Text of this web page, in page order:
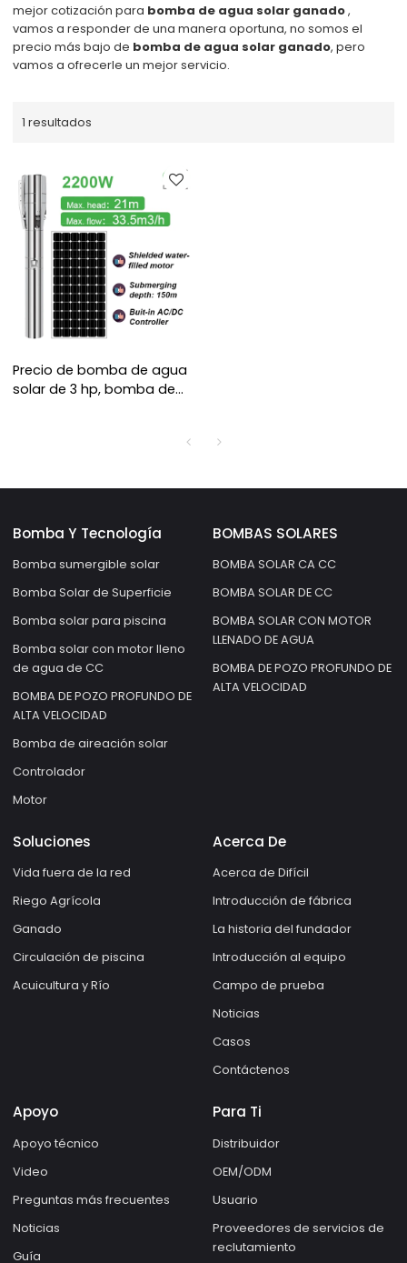
mejor cotización para bomba de agua solar ganado,
vamos a responder de una manera oportuna, no somos el
precio más bajo de bomba de agua solar ganado, pero
vamos a ofrecerle un mejor servicio.
1 resultados
Precio de bomba de agua
solar de 3 hp, bomba de
bomba de panel solar
Bomba Y Tecnología
Bomba sumergible solar
Bomba Solar de Superficie
Bomba solar para piscina
Bomba solar con motor lleno
de agua de CC
BOMBA DE POZO PROFUNDO DE
ALTA VELOCIDAD
Bomba de aireación solar
Controlador
Motor
BOMBAS SOLARES
BOMBA SOLAR CA CC
BOMBA SOLAR DE CC
BOMBA SOLAR CON MOTOR
LLENADO DE AGUA
BOMBA DE POZO PROFUNDO DE
ALTA VELOCIDAD
Soluciones
Vida fuera de la red
Riego Agrícola
Ganado
Circulación de piscina
Acuicultura y Río
Acerca De
Acerca de Difícil
Introducción de fábrica
La historia del fundador
Introducción al equipo
Campo de prueba
Noticias
Casos
Contáctenos
Apoyo
Apoyo técnico
Video
Preguntas más frecuentes
Noticias
Guía
Para Ti
Distribuidor
OEM/ODM
Usuario
Proveedores de servicios de
reclutamiento